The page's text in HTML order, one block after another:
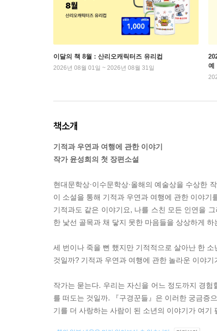
이달의 책 8월 : 산리오캐릭터즈 유리컵
2026년 08월 01일 ~ 2026년 08월 31일
예
책소개
기적과 우연과 여행에 관한 이야기
작가 윤성희의 첫 장편소설
현대문학상·이수문학상·올해의 예술상을 수상한
이 소설을 통해 기적과 우연과 여행에 관한 이야
기적과도 같은 이야기요, 나를 스친 모든 인연을
한 낯선 골목과 채 닿지 못한 마음들을 상상하게 하
세 번이나 죽을 뻔 했지만 기적적으로 살아난 한
것일까? 기적과 우연과 여행에 관한 놀라운 이야기
작가는 묻는다. 우리는 자신을 어느 정도까지 경
를 떠도는 것일까. 『구경꾼들』은 이러한 궁금증
기를 더 사랑하는 사람이 된 소년의 이야기가 여기